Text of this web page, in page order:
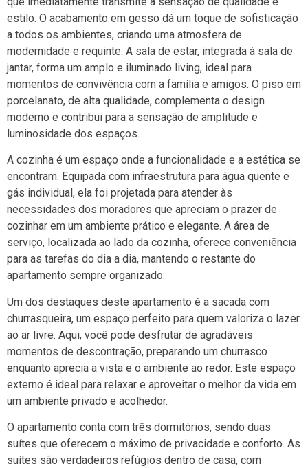
estilo. O acabamento em gesso dá um toque de sofisticação
a todos os ambientes, criando uma atmosfera de
modernidade e requinte. A sala de estar, integrada à sala de
jantar, forma um amplo e iluminado living, ideal para
momentos de convivência com a família e amigos. O piso em
porcelanato, de alta qualidade, complementa o design
moderno e contribui para a sensação de amplitude e
luminosidade dos espaços.
A cozinha é um espaço onde a funcionalidade e a estética se
encontram. Equipada com infraestrutura para água quente e
gás individual, ela foi projetada para atender às
necessidades dos moradores que apreciam o prazer de
cozinhar em um ambiente prático e elegante. A área de
serviço, localizada ao lado da cozinha, oferece conveniência
para as tarefas do dia a dia, mantendo o restante do
apartamento sempre organizado.
Um dos destaques deste apartamento é a sacada com
churrasqueira, um espaço perfeito para quem valoriza o lazer
ao ar livre. Aqui, você pode desfrutar de agradáveis
momentos de descontração, preparando um churrasco
enquanto aprecia a vista e o ambiente ao redor. Este espaço
externo é ideal para relaxar e aproveitar o melhor da vida em
um ambiente privado e acolhedor.
O apartamento conta com três dormitórios, sendo duas
suítes que oferecem o máximo de privacidade e conforto. As
suítes são verdadeiros refúgios dentro de casa, com